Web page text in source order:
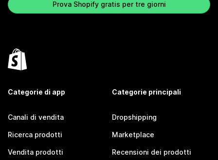
Prova Shopify gratis per tre giorni
Categorie di app
Canali di vendita
Ricerca prodotti
Vendita prodotti
Categorie principali
Dropshipping
Marketplace
Recensioni dei prodotti